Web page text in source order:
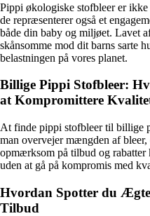
Pippi økologiske stofbleer er
de repræsenterer også et
både din baby og miljøet. Lavet
skånsomme mod dit barns sarte
belastningen på vores planet.
Billige Pippi Stofbleer:
at Kompromittere
At finde pippi stofbleer til billige
man overvejer mængden af
opmærksom på tilbud og
uden at gå på kompromis med
Hvordan Spotter du
Tilbud